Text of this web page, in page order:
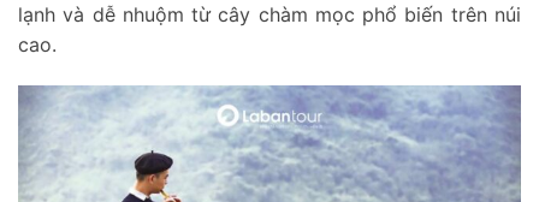
lạnh và dễ nhuộm từ cây chàm mọc phổ biến trên núi
cao.